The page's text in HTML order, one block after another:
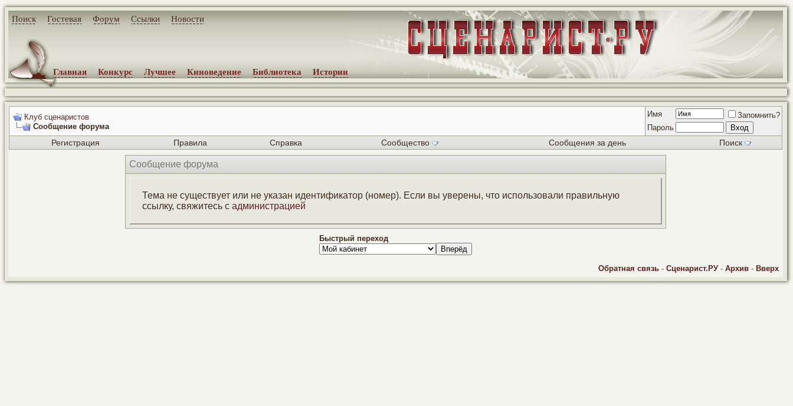
Поиск Гостевая Форум Ссылки Новости
Главная Конкурс Лучшее Киноведение Библиотека Истории
Клуб сценаристов
Сообщение форума
Имя
Запомнить?
Пароль
Регистрация Правила Справка Сообщество Сообщения за день Поиск
Сообщение форума
Тема не существует или не указан идентификатор (номер). Если вы уверены, что использовали правильную
ссылку, свяжитесь с администрацией
Быстрый переход
Обратная связь - Сценарист.РУ - Архив - Вверх